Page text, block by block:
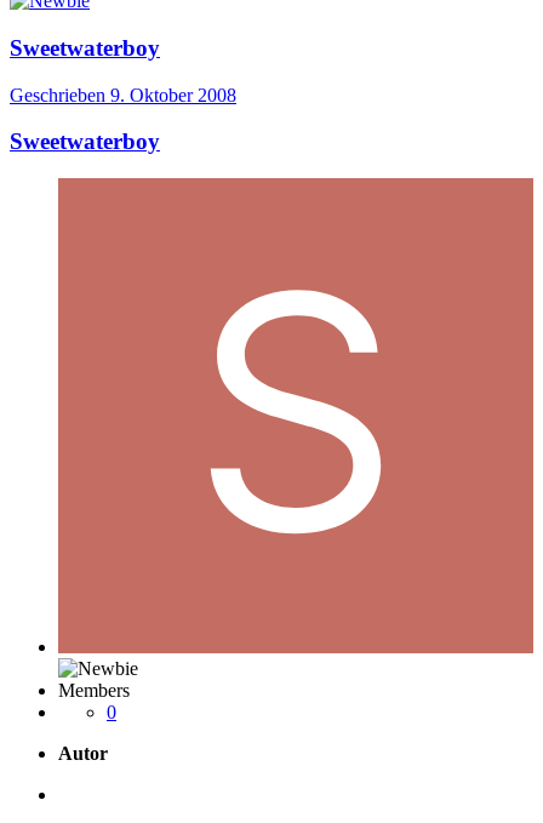
Sweetwaterboy
Geschrieben 9. Oktober 2008
Sweetwaterboy
Members
0
Autor